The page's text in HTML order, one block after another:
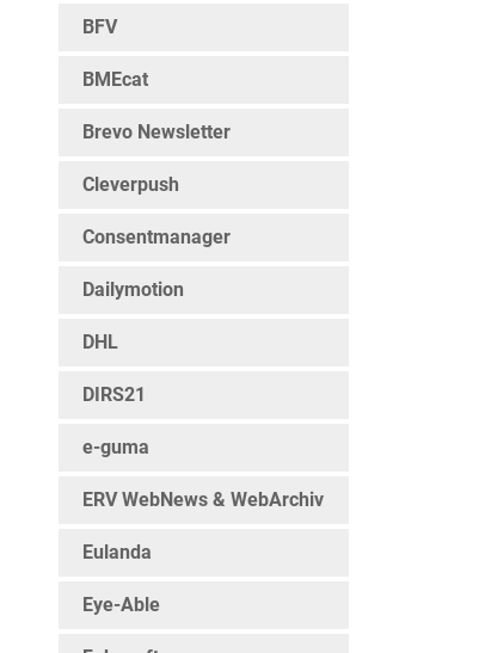
BFV
BMEcat
Brevo Newsletter
Cleverpush
Consentmanager
Dailymotion
DHL
DIRS21
e-guma
ERV WebNews & WebArchiv
Eulanda
Eye-Able